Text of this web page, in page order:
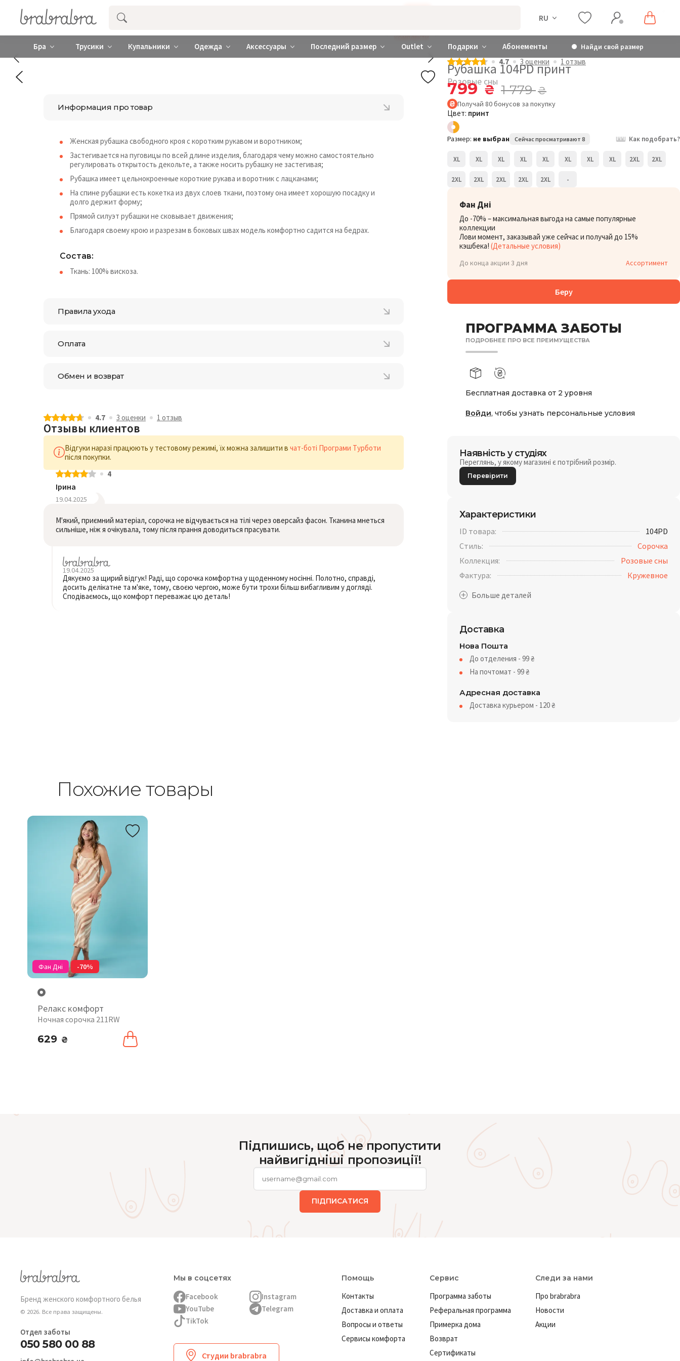
Купить нижнее женское белье ❤️ brabrabra ❤️ Киев и Украина RU
Бра Трусики Купальники Одежда Аксессуары Последний размер Outlet Подарки Абонементы Найди свой размер
КОМПЛЕКТИ
4.7 3 оценки 1 отзыв
Рубашка 104PD принт
Розовые сны
799 ₴ 1 779₴
Получай 80бонусов за покупку
Цвет: принт
Размер: не выбран Сейчас просматривают 8 Как подобрать?
XL XL XL XL XL XL XL XL 2XL 2XL
2XL 2XL 2XL 2XL 2XL -
Фан Дні
До -70% – максимальная выгода на самые популярные
коллекции
Лови момент, заказывай уже сейчас и получай до 15%
кэшбека! (Детальные условия)
До конца акции 3 дня Ассортимент
Беру
ПРОГРАММА ЗАБОТЫ
ПОДРОБНЕЕ ПРО ВСЕ ПРЕИМУЩЕСТВА
Бесплатная доставка от 2 уровня
Войди, чтобы узнать персональные условия
Наявність у студіях
Переглянь, у якому магазині є потрібний розмір.
Перевірити
Характеристики
ID товара:
104PD
Стиль:
Сорочка
Коллекция:
Розовые сны
Фактура:
Кружевное
Доставка
Нова Пошта
До отделения - 99₴
На почтомат - 99₴
Адресная доставка
Доставка курьером - 120₴
Информация про товар
Женская рубашка свободного кроя с коротким рукавом и воротником;
Застегивается на пуговицы по всей длине изделия, благодаря чему можно самостоятельно
регулировать открытость декольте, а также носить рубашку не застегивая;
Рубашка имеет цельнокроенные короткие рукава и воротник с лацканами;
На спине рубашки есть кокетка из двух слоев ткани, поэтому она имеет хорошую посадку и
долго держит форму;
Прямой силуэт рубашки не сковывает движения;
Благодаря своему крою и разрезам в боковых швах модель комфортно садится на бедрах.
Состав:
Ткань: 100% вискоза.
Правила ухода
Оплата
Обмен и возврат
4.7 3 оценки 1 отзыв
Отзывы клиентов
Відгуки наразі працюють у тестовому режимі, їх можна залишити в чат-боті Програми Турботи
після покупки.
4
Ірина
19.04.2025
М'який, приємний матеріал, сорочка не відчувається на тілі через оверсайз фасон. Тканина мнеться
сильніше, ніж я очікувала, тому після прання доводиться прасувати.
19.04.2025
Дякуємо за щирий відгук! Раді, що сорочка комфортна у щоденному носінні. Полотно, справді,
досить делікатне та м'яке, тому, своєю чергою, може бути трохи більш вибагливим у догляді.
Сподіваємось, що комфорт переважає цю деталь!
Похожие товары
Фан Дні -70%
Релакс комфорт
Ночная сорочка 211RW
629 ₴
Підпишись, щоб не пропустити
найвигідніші пропозиції!
ПІДПИСАТИСЯ
Бренд женского комфортного белья
© 2026. Все права защищены.
Отдел заботы
050 580 00 88
Мы в соцсетях
Facebook
Instagram
YouTube
Telegram
TikTok
Студии brabrabra
Помощь
Контакты
Доставка и оплата
Вопросы и ответы
Сервисы комфорта
Сервис
Программа заботы
Реферальная программа
Примерка дома
Возврат
Сертификаты
Следи за нами
Про brabrabra
Новости
Акции